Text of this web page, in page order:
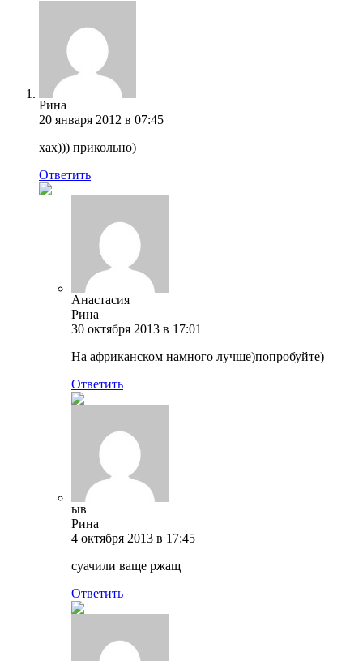
Рина
20 января 2012 в 07:45
хах))) прикольно)
Ответить
Анастасия
Рина
30 октября 2013 в 17:01
На африканском намного лучше)попробуйте)
Ответить
ыв
Рина
4 октября 2013 в 17:45
суачили ваще ржащ
Ответить